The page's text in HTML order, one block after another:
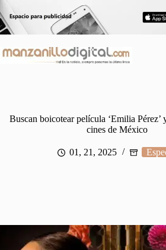
al
contenido
Buscan boicotear película ‘Emilia Pérez’
cines de México
01, 21, 2025